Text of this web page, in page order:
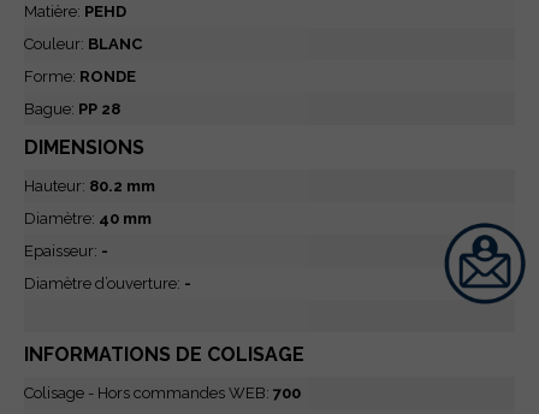
Matière: PEHD
Couleur: BLANC
Forme: RONDE
Bague: PP 28
DIMENSIONS
Hauteur: 80.2 mm
Diamètre: 40 mm
Epaisseur: -
Diamètre d’ouverture: -
INFORMATIONS DE COLISAGE
Colisage - Hors commandes WEB: 700